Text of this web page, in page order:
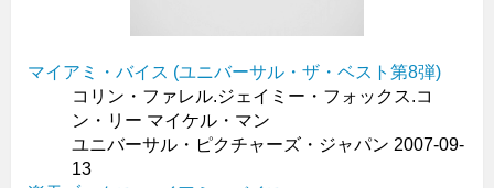
マイアミ・バイス (ユニバーサル・ザ・ベスト第8弾)
コリン・ファレル.ジェイミー・フォックス.コ
ン・リー マイケル・マン
ユニバーサル・ピクチャーズ・ジャパン 2007-09-
13